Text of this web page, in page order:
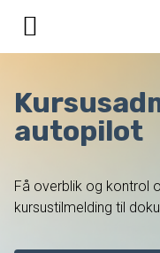
autopilot
Få overblik og kontrol
kursustilmelding til